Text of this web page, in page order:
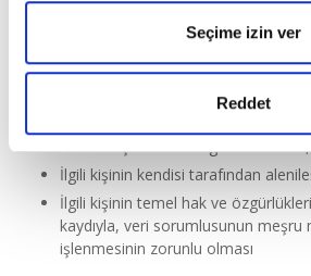
Seçime izin ver
Reddet
Muhit Kitap Başvuru Formu’nu
başvurunuza ilişkin işlenen kişisel
maddesinde belirtilen;
Bir sözleşmenin kurulması veya
verilerin işlenmesinin gerekli olması,
İlgili kişinin kendisi tarafından
İlgili kişinin temel hak ve
kaydıyla, veri sorumlusunun meşru
işlenmesinin zorunlu olması